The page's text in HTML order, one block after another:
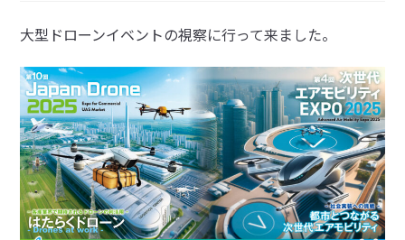
大型ドローンイベントの視察に行って来ました。